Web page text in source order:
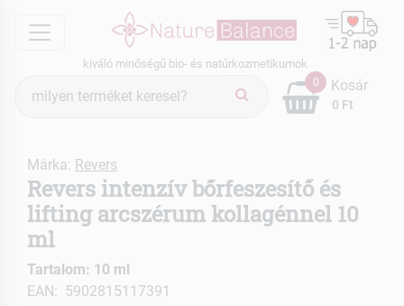
menu
kiváló minőségű bio- és natúrkozmetikumok
keresés
0
0 Ft
Kosár
Márka: Revers
Revers intenzív bőrfeszesítő és
lifting arcszérum kollagénnel 10
ml
Tartalom: 10 ml
EAN: 5902815117391